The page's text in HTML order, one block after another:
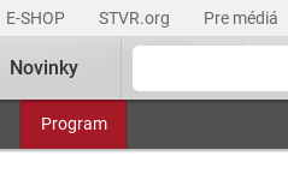
E-SHOP STVR.org Pre médiá
Program
Novinky